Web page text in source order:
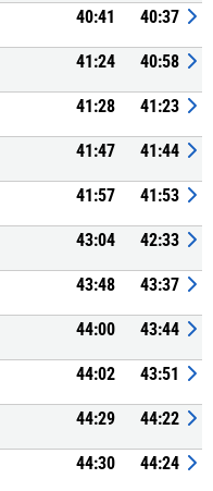
40:41 40:37
41:24 40:58
41:28 41:23
41:47 41:44
41:57 41:53
43:04 42:33
43:48 43:37
44:00 43:44
44:02 43:51
44:29 44:22
44:30 44:24